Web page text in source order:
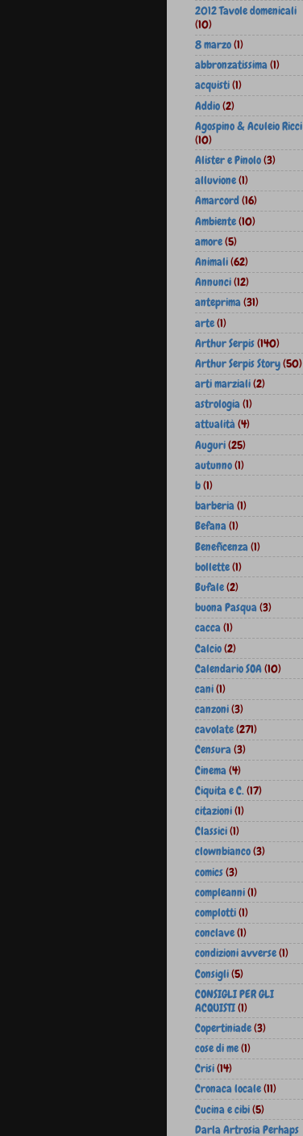
2012 Tavole domenicali
(10)
8 marzo(1)
abbronzatissima(1)
acquisti(1)
Addio(2)
Agospino & Aculeio Ricci
(10)
Alister e Pinolo(3)
alluvione(1)
Amarcord(16)
Ambiente(10)
amore(5)
Animali(62)
Annunci(12)
anteprima(31)
arte(1)
Arthur Serpis(140)
Arthur Serpis Story(50)
arti marziali(2)
astrologia(1)
attualità(4)
Auguri(25)
autunno(1)
b(1)
barberia(1)
Befana(1)
Beneficenza(1)
bollette(1)
Bufale(2)
buona Pasqua(3)
cacca(1)
Calcio(2)
Calendario SOA(10)
cani(1)
canzoni(3)
cavolate(271)
Censura(3)
Cinema(4)
Ciquita e C.(17)
citazioni(1)
Classici(1)
clownbianco(3)
comics(3)
compleanni(1)
complotti(1)
conclave(1)
condizioni avverse(1)
Consigli(5)
CONSIGLI PER GLI
ACQUISTI(1)
Copertiniade(3)
cose di me(1)
Crisi(14)
Cronaca locale(11)
Cucina e cibi(5)
Darla Artrosia Perhaps